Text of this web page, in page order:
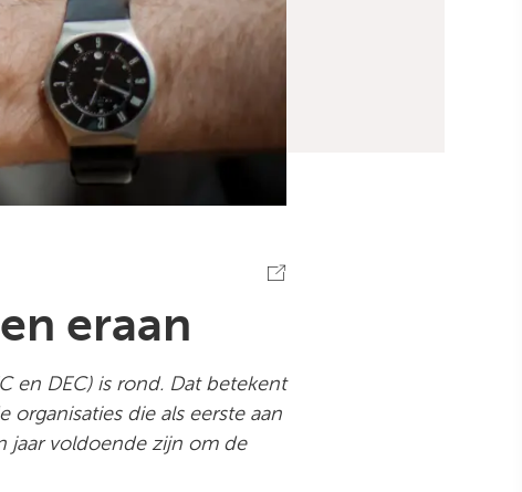
eraan
en DEC) is rond. Dat betekent
die als eerste aan
jaar voldoende zijn om de